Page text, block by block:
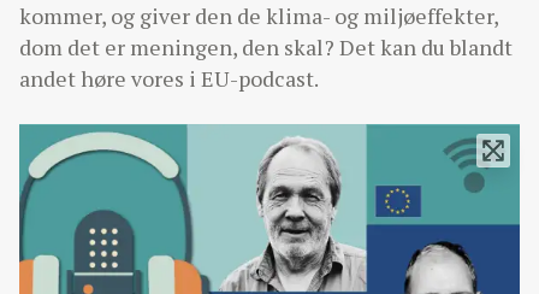
kommer, og giver den de klima- og miljøeffekter,
dom det er meningen, den skal? Det kan du blandt
andet høre vores i EU-podcast.